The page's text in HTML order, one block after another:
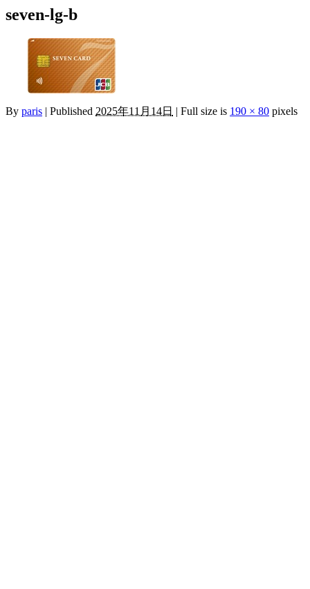
seven-lg-b
By paris | Published 2025年11月14日 | Full size is 190 × 80 pixels